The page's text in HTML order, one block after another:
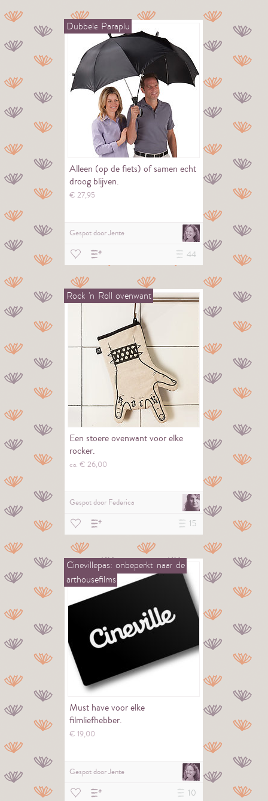
Dubbele Paraplu
Alleen (op de fiets) of samen echt
droog blijven.
€27,95
Gespot doorJente
44
Rock 'n Roll ovenwant
Een stoere ovenwant voor elke
rocker.
ca. €26,00
Gespot door Federica
15
Cinevillepas: onbeperkt naar de
arthousefilms
Must have voor elke
filmliefhebber.
€ 19,00
Gespot doorJente
10